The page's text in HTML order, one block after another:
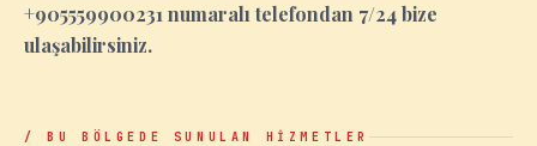
+905559900231 numaralı telefondan 7/24 bize
ulaşabilirsiniz.
/ BU BÖLGEDE SUNULAN HİZMETLER